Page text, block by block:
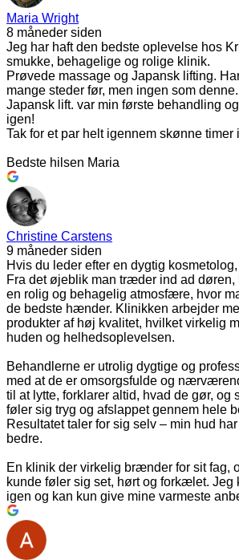
Maria Wright
8 måneder siden
Jeg har haft den bedste oplevelse hos
smukke, behagelige og rolige klinik.
Prøvede massage og Japansk lifting.
mange steder før, men ingen som denne.
Japansk lift. var min første behandling
igen!
Tak for et par helt igennem skønne
Bedste hilsen Maria
Christine Carstens
9 måneder siden
Hvis du leder efter en dygtig
Fra det øjeblik man træder ind ad døren,
en rolig og behagelig atmosfære, hvor
de bedste hænder. Klinikken arbejder
produkter af høj kvalitet, hvilket virkelig
huden og helhedsoplevelsen.
Behandlerne er utrolig dygtige og
med at de er omsorgsfulde og
til at lytte, forklarer altid, hvad de gør, og
føler sig tryg og afslappet gennem hele
Resultatet taler for sig selv – min hud
bedre.
En klinik der virkelig brænder for sit fag,
kunde føler sig set, hørt og forkælet. Jeg
igen og kan kun give mine varmeste